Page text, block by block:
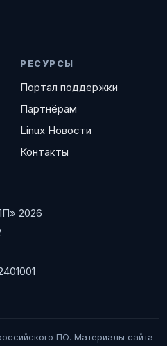
РЕСУРСЫ
Портал поддержки
Партнёрам
Linux Новости
Контакты
2026
ПО. Материалы сайта